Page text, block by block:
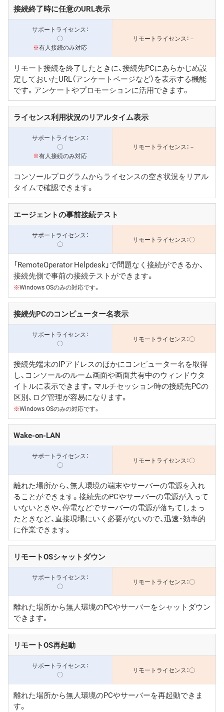
接続終了時に任意のURL表示
〇
※有人接続のみ対応
－
リモート接続を終了したときに、接続先PCにあらかじめ設
定しておいたURL（アンケートページなど）を表示する機能
です。アンケートやプロモーションに活用できます。
ライセンス利用状況のリアルタイム表示
〇
※有人接続のみ対応
－
コンソールプログラムからライセンスの空き状況をリアル
タイムで確認できます。
エージェントの事前接続テスト
〇 〇
「RemoteOperator Helpdesk」で問題なく接続ができるか、
接続先側で事前の接続テストができます。
※Windows OSのみの対応です。
接続先PCのコンピューター名表示
〇 〇
接続先端末のIPアドレスのほかにコンピューター名を取得
し、コンソールのルーム画面や画面共有中のウィンドウタ
イトルに表示できます。マルチセッション時の接続先PCの
区別、ログ管理が容易になります。
※Windows OSのみの対応です。
Wake-on-LAN
〇 〇
離れた場所から、無人環境の端末やサーバーの電源を入れ
ることができます。接続先のPCやサーバーの電源が入って
いないときや、停電などでサーバーの電源が落ちてしまっ
たときなど、直接現場にいく必要がないので、迅速・効率的
に作業できます。
リモートOSシャットダウン
〇 〇
離れた場所から無人環境のPCやサーバーをシャットダウン
できます。
リモートOS再起動
〇 〇
離れた場所から無人環境のPCやサーバーを再起動できま
す。